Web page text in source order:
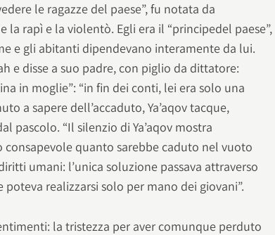
le ragazze del paese”, fu notata da
la rapì e la violentò. Egli era il “principedel paese”,
e gli abitanti dipendevano interamente da lui.
e disse a suo padre, con piglio da dittatore:
in moglie”: “in fin dei conti, lei era solo una
a sapere dell’accaduto, Ya’aqov tacque,
pascolo. “Il silenzio di Ya’aqov mostra
consapevole quanto sarebbe caduto nel vuoto
umani: l’unica soluzione passava attraverso
realizzarsi solo per mano dei giovani”.
la tristezza per aver comunque perduto